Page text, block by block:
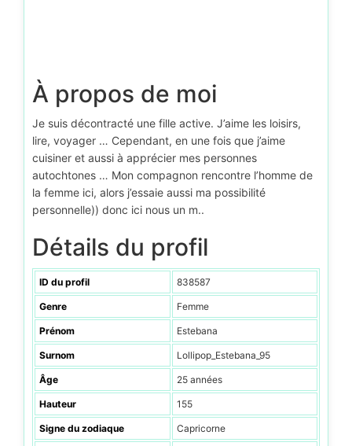
À propos de moi
Je suis décontracté une fille active. J’aime les loisirs,
lire, voyager … Cependant, en une fois que j’aime
cuisiner et aussi à apprécier mes personnes
autochtones … Mon compagnon rencontre l’homme de
la femme ici, alors j’essaie aussi ma possibilité
personnelle)) donc ici nous un m..
Détails du profil
ID du profil 838587
Genre Femme
Prénom Estebana
Surnom Lollipop_Estebana_95
Âge 25 années
Hauteur 155
Signe du zodiaque Capricorne